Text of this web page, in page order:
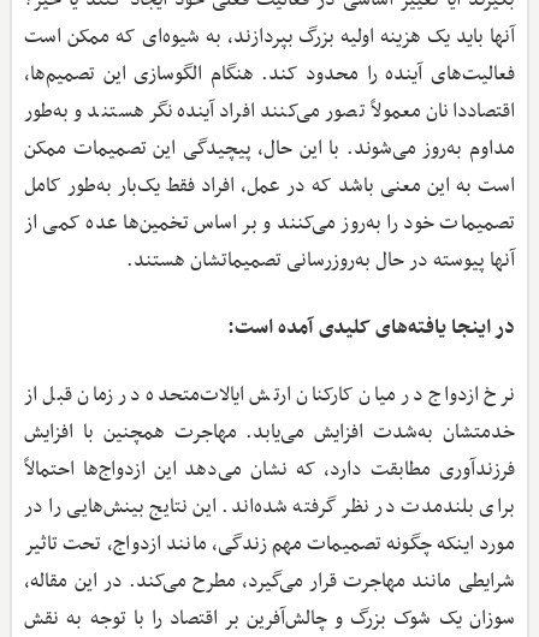
آنها باید یک هزینه اولیه بزرگ بپردازند، به شیوه‌ای که ممکن است
فعالیت‌های آینده را محدود کند. هنگام الگوسازی این تصمیم‌ها،
اقتصاددانان معمولاً تصور می‌کنند افراد آینده‌نگر هستند و به‌طور
مداوم به‌روز می‌شوند. با این حال، پیچیدگی این تصمیمات ممکن
است به این معنی باشد که در عمل، افراد فقط یک‌بار به‌طور کامل
تصمیمات خود را به‌روز می‌کنند و بر اساس تخمین‌ها عده کمی از
آنها پیوسته در حال به‌روزرسانی تصمیماتشان هستند.
در اینجا یافته‌های کلیدی آمده است:
نرخ ازدواج در میان کارکنان ارتش ایالات‌متحده در زمان قبل از
خدمتشان به‌شدت افزایش می‌یابد. مهاجرت همچنین با افزایش
فرزندآوری مطابقت دارد، که نشان می‌دهد این ازدواج‌ها احتمالاً
برای بلندمدت در نظر گرفته شده‌اند. این نتایج بینش‌هایی را در
مورد اینکه چگونه تصمیمات مهم زندگی، مانند ازدواج، تحت تاثیر
شرایطی مانند مهاجرت قرار می‌گیرد، مطرح می‌کند. در این مقاله،
سوزان یک شوک بزرگ و چالش‌آفرین بر اقتصاد را با توجه به نقش